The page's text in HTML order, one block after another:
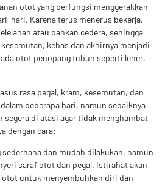
otot yang berfungsi menggerakkan
hari. Karena terus menerus bekerja,
atau bahkan cedera, sehingga
kebas dan akhirnya menjadi
otot penopang tubuh seperti leher,
rasa pegal, kram, kesemutan, dan
beberapa hari, namun sebaiknya
segera di atasi agar tidak menghambat
dengan cara:
dan mudah dilakukan, namun
saraf otot dan pegal. Istirahat akan
untuk menyembuhkan diri dan